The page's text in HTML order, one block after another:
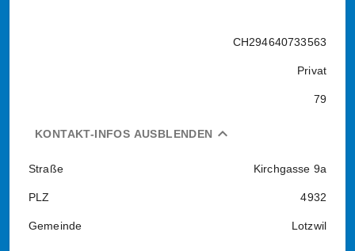
CH294640733563
Privat
79
expand_less
KONTAKT-INFOS AUSBLENDEN
Straße Kirchgasse 9a
PLZ 4932
Gemeinde Lotzwil